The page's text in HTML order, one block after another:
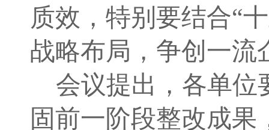
质效，特别要结合“
战略布局 ， 争创一流
会议提出 ，各单
固前一阶段整改成